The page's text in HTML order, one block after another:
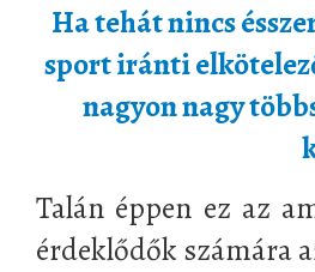
Ha tehát nincs
sport iránti
nagyon nagy
Talán éppen ez az
érdeklődők számára